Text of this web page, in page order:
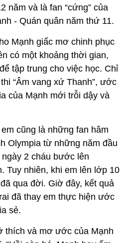
năm và là fan “cứng” của
- Quán quân năm thứ 11.
Mạnh giấc mơ chinh phục
có một khoảng thời gian,
tập trung cho việc học. Chỉ
“Âm vang xứ Thanh”, ước
của Mạnh mới trỗi dậy và
cũng là những fan hâm
Olympia từ những năm đầu
2 cháu bước lên
Tuy nhiên, khi em lên lớp 10
qua đời. Giờ đây, kết quả
đã thay em thực hiện ước
sẻ.
thích và mơ ước của Mạnh